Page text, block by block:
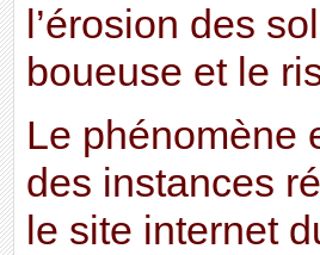
l’érosion des
boueuse et le
Le phénomène
des instances
le site internet